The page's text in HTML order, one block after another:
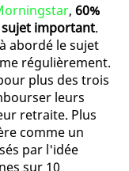
, 60%
sujet important.
abordé le sujet
régulièrement.
plus des trois
leurs
retraite. Plus
comme un
par l'idée
sur 10